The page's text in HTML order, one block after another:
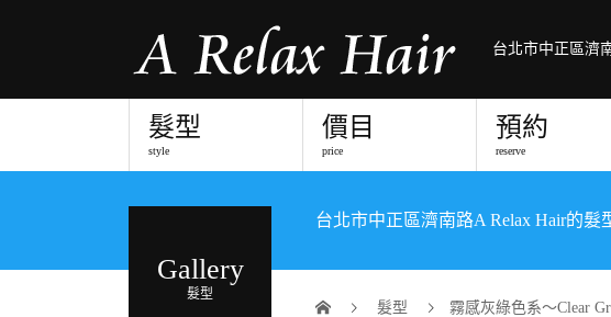
台北市中正區濟
髮型
style
價目
price
預約
reserve
Gallery
髮型
台北市中正區濟南路A Relax Hair的
髮型 霧感灰綠色系～Clear